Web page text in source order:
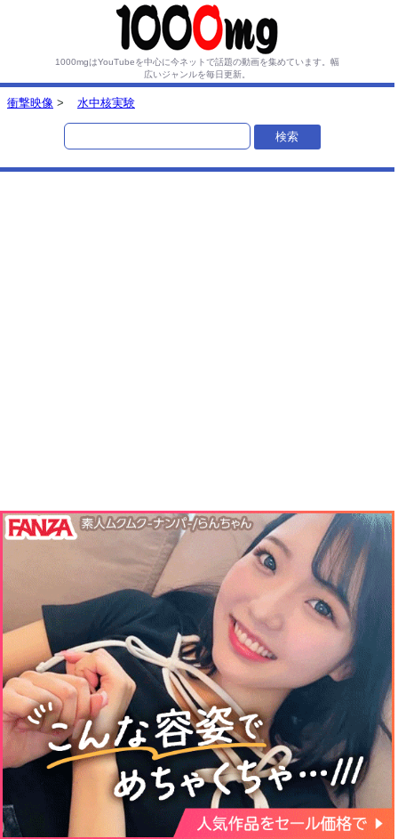
1000mgはYouTubeを中心に今ネットで話題の動画を集めています。 幅
広いジャンルを毎日更新。
衝撃映像 > 水中核実験